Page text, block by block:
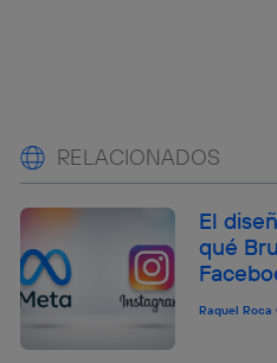
RELACIONADOS
El
qué
Raquel Roca